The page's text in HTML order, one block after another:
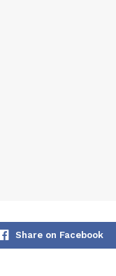
Share on Facebook